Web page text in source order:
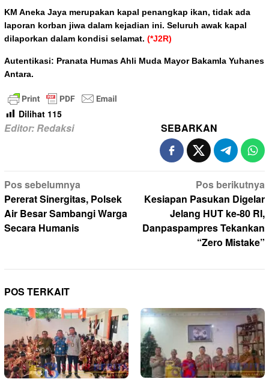
KM Aneka Jaya merupakan kapal penangkap ikan, tidak ada
laporan korban jiwa dalam kejadian ini. Seluruh awak kapal
dilaporkan dalam kondisi selamat. (*J2R)
Autentikasi: Pranata Humas Ahli Muda Mayor Bakamla Yuhanes
Antara.
Dilihat 115
Editor: Redaksi SEBARKAN
Navigasi
pos
Pos sebelumnya
Pererat Sinergitas, Polsek
Air Besar Sambangi Warga
Secara Humanis
Pos berikutnya
Kesiapan Pasukan Digelar
Jelang HUT ke-80 RI,
Danpaspampres Tekankan
“Zero Mistake”
POS TERKAIT